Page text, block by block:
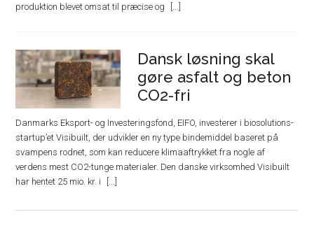
produktion blevet omsat til præcise og
Dansk løsning skal
gøre asfalt og beton
CO2-fri
Danmarks Eksport- og Investeringsfond, EIFO, investerer i biosolutions-
startup’et Visibuilt, der udvikler en ny type bindemiddel baseret på
svampens rodnet, som kan reducere klimaaftrykket fra nogle af
verdens mest CO2-tunge materialer. Den danske virksomhed Visibuilt
har hentet 25 mio. kr. i